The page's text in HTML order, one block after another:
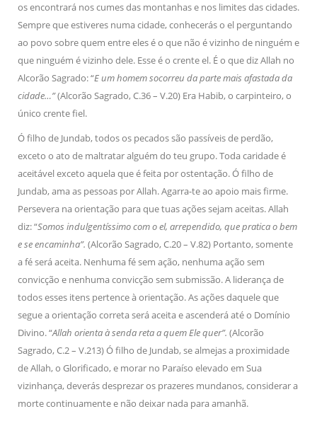
os encontrará nos cumes das montanhas e nos limites das cidades.
Sempre que estiveres numa cidade, conhecerás o el perguntando
ao povo sobre quem entre eles é o que não é vizinho de ninguém e
que ninguém é vizinho dele. Esse é o crente el. É o que diz Allah no
Alcorão Sagrado: “E um homem socorreu da parte mais afastada da
cidade…”(Alcorão Sagrado, C.36 – V.20) Era Habib, o carpinteiro, o
único crente fiel.
Ó filho de Jundab, todos os pecados são passíveis de perdão,
exceto o ato de maltratar alguém do teu grupo. Toda caridade é
aceitável exceto aquela que é feita por ostentação. Ó filho de
Jundab, ama as pessoas por Allah. Agarra-te ao apoio mais firme.
Persevera na orientação para que tuas ações sejam aceitas. Allah
diz: “Somos indulgentíssimo com o el, arrependido, que pratica o bem
e se encaminha”. (Alcorão Sagrado, C.20 – V.82) Portanto, somente
a fé será aceita. Nenhuma fé sem ação, nenhuma ação sem
convicção e nenhuma convicção sem submissão. A liderança de
todos esses itens pertence à orientação. As ações daquele que
segue a orientação correta será aceita e ascenderá até o Domínio
Divino. “Allah orienta à senda reta a quem Ele quer”. (Alcorão
Sagrado, C.2 – V.213) Ó filho de Jundab, se almejas a proximidade
de Allah, o Glorificado, e morar no Paraíso elevado em Sua
vizinhança, deverás desprezar os prazeres mundanos, considerar a
morte continuamente e não deixar nada para amanhã.